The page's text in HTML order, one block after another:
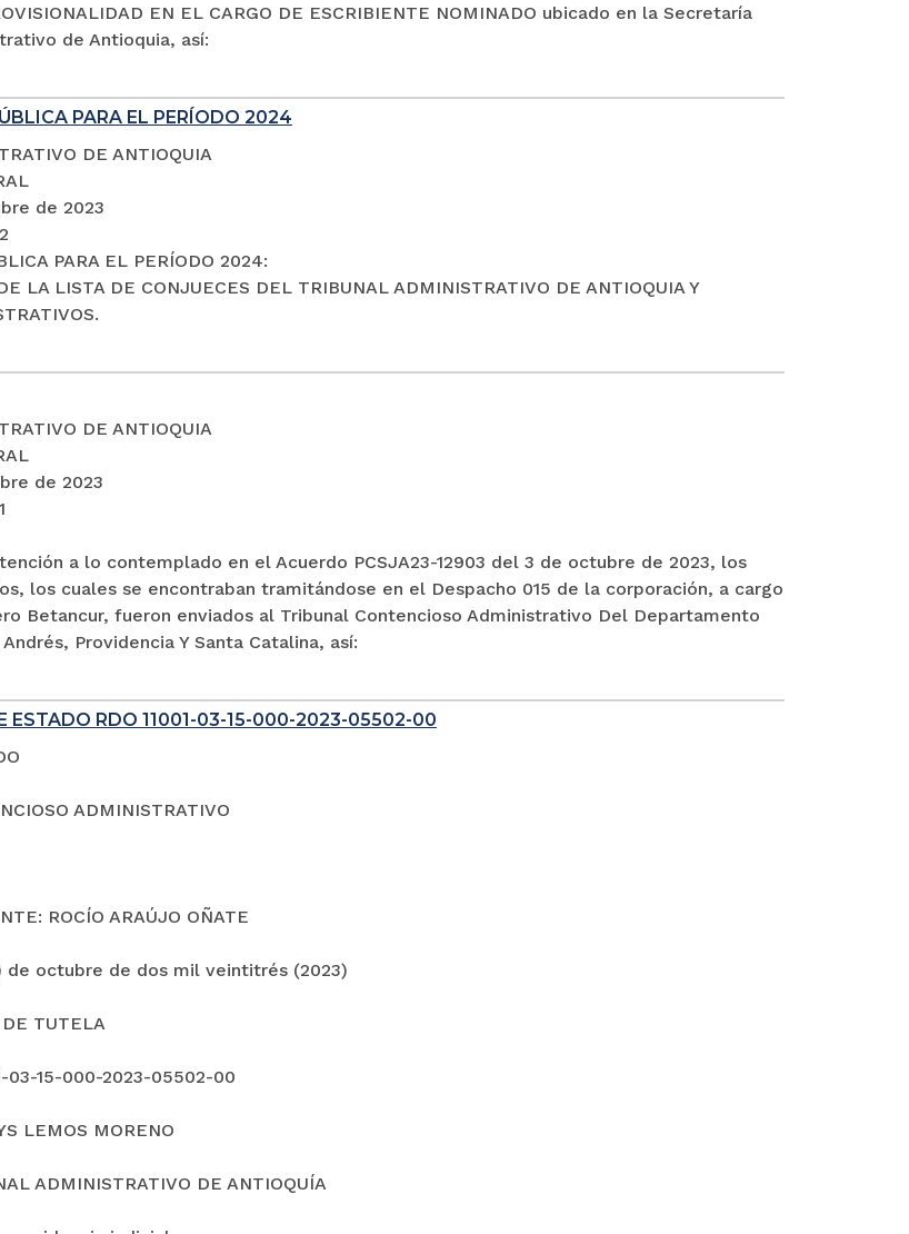
EN EL CARGO DE ESCRIBIENTE NOMINADO ubicado en la Secretaría
de Antioquia, así:
PARA EL PERÍODO 2024
DE ANTIOQUIA
de 2023
PARA EL PERÍODO 2024:
LA LISTA DE CONJUECES DEL TRIBUNAL ADMINISTRATIVO DE ANTIOQUIA Y
DE ANTIOQUIA
de 2023
a lo contemplado en el Acuerdo PCSJA23-12903 del 3 de octubre de 2023, los
los cuales se encontraban tramitándose en el Despacho 015 de la corporación, a cargo
Betancur, fueron enviados al Tribunal Contencioso Administrativo Del Departamento
Providencia Y Santa Catalina, así:
ESTADO RDO 11001-03-15-000-2023-05502-00
ADMINISTRATIVO
ROCÍO ARAÚJO OÑATE
de octubre de dos mil veintitrés (2023)
TUTELA
03-15-000-2023-05502-00
LEMOS MORENO
ADMINISTRATIVO DE ANTIOQUÍA